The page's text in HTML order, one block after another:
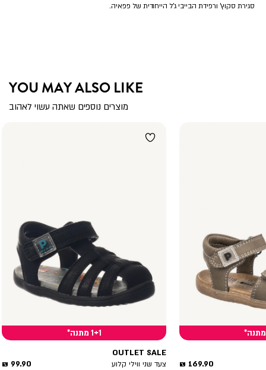
סגירת סקוץ’ ורפידת הבייבי ג’ל הייחודית של פפאיה.
YOU MAY ALSO LIKE
מוצרים נוספים שאתה עשוי לאהוב
מחיר
169.90 ₪
1+1 מתנה*
OUTLET SALE
צעד שני ווילי קלוע
מחיר
99.90 ₪